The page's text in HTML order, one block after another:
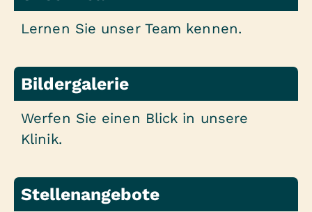
Lernen Sie unser Team kennen.
Bildergalerie
Werfen Sie einen Blick in unsere
Klinik.
Stellenangebote